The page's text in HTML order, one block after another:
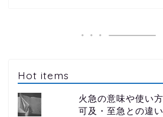
Hot items
火急の意味や使い
可及・至急との違